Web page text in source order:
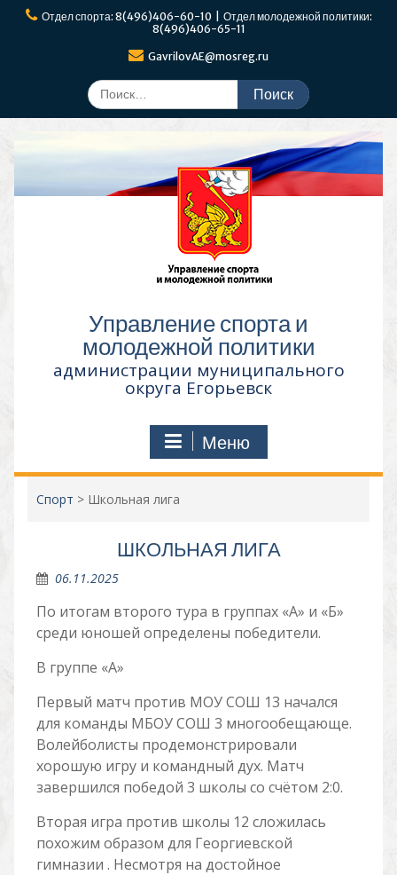
ПерейтиОтдел спорта: 8(496)406-60-10 | Отдел молодежной политики:
8(496)406-65-11
GavrilovAE@mosreg.ru
Поиск
по:
Управление спорта и
молодежной политики
администрации муниципального
округа Егорьевск
Меню
Спорт > Школьная лига
ШКОЛЬНАЯ ЛИГА
06.11.2025
По итогам второго тура в группах «А» и «Б»
среди юношей определены победители.
В группе «А»
Первый матч против МОУ СОШ 13 начался
для команды МБОУ СОШ 3 многообещающе.
Волейболисты продемонстрировали
хорошую игру и командный дух. Матч
завершился победой 3 школы со счётом 2:0.
Вторая игра против школы 12 сложилась
похожим образом для Георгиевской
гимназии . Несмотря на достойное